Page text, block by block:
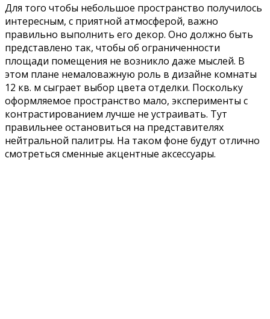
Для того чтобы небольшое пространство получилось
интересным, с приятной атмосферой, важно
правильно выполнить его декор. Оно должно быть
представлено так, чтобы об ограниченности
площади помещения не возникло даже мыслей. В
этом плане немаловажную роль в дизайне комнаты
12 кв. м сыграет выбор цвета отделки. Поскольку
оформляемое пространство мало, эксперименты с
контрастированием лучше не устраивать. Тут
правильнее остановиться на представителях
нейтральной палитры. На таком фоне будут отлично
смотреться сменные акцентные аксессуары.